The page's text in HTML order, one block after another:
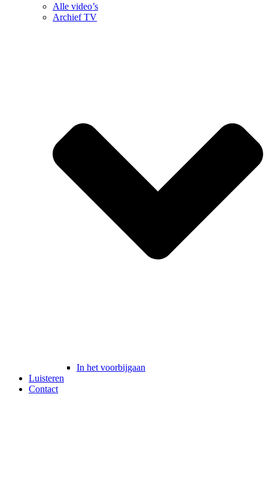
Alle video’s
Archief TV
In het voorbijgaan
Luisteren
Contact